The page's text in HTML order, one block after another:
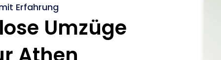
Erfahrung
Umzüge